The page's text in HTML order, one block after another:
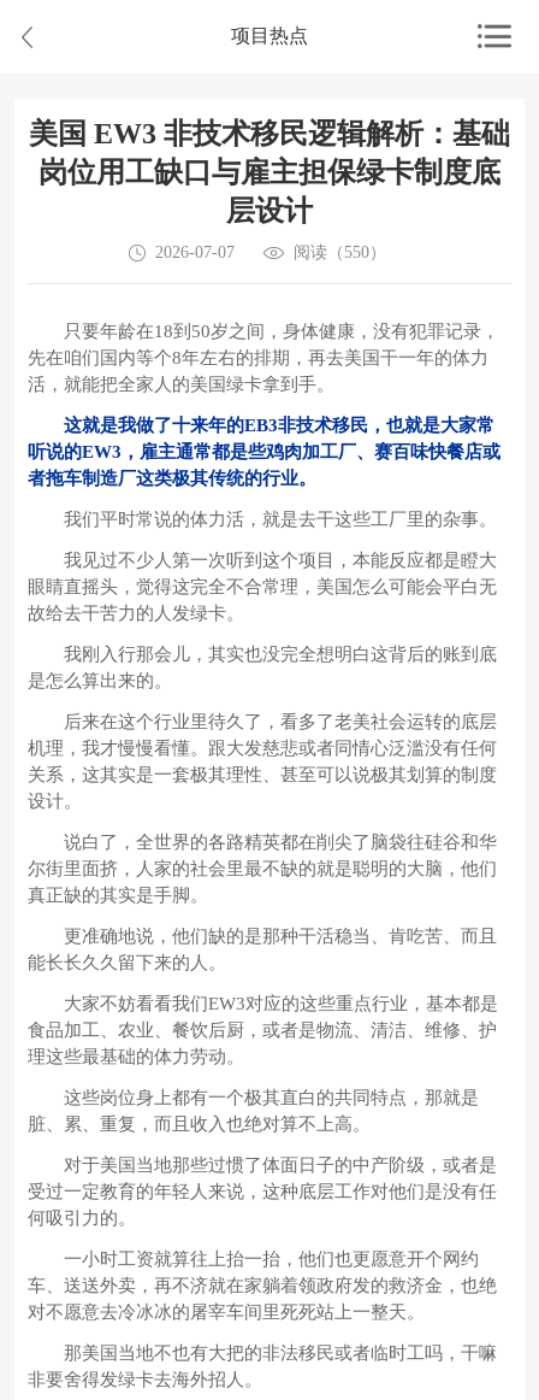
项目热点
美国 EW3 非技术移民逻辑解析：基础
岗位用工缺口与雇主担保绿卡制度底
层设计
2026-07-07 阅读（550）
只要年龄在18到50岁之间，身体健康，没有犯罪记录，
先在咱们国内等个8年左右的排期，再去美国干一年的体力
活，就能把全家人的美国绿卡拿到手。
这就是我做了十来年的EB3非技术移民，也就是大家常
听说的EW3，雇主通常都是些鸡肉加工厂、赛百味快餐店或
者拖车制造厂这类极其传统的行业。
我们平时常说的体力活，就是去干这些工厂里的杂事。
我见过不少人第一次听到这个项目，本能反应都是瞪大
眼睛直摇头，觉得这完全不合常理，美国怎么可能会平白无
故给去干苦力的人发绿卡。
我刚入行那会儿，其实也没完全想明白这背后的账到底
是怎么算出来的。
后来在这个行业里待久了，看多了老美社会运转的底层
机理，我才慢慢看懂。跟大发慈悲或者同情心泛滥没有任何
关系，这其实是一套极其理性、甚至可以说极其划算的制度
设计。
说白了，全世界的各路精英都在削尖了脑袋往硅谷和华
尔街里面挤，人家的社会里最不缺的就是聪明的大脑，他们
真正缺的其实是手脚。
更准确地说，他们缺的是那种干活稳当、肯吃苦、而且
能长长久久留下来的人。
大家不妨看看我们EW3对应的这些重点行业，基本都是
食品加工、农业、餐饮后厨，或者是物流、清洁、维修、护
理这些最基础的体力劳动。
这些岗位身上都有一个极其直白的共同特点，那就是
脏、累、重复，而且收入也绝对算不上高。
对于美国当地那些过惯了体面日子的中产阶级，或者是
受过一定教育的年轻人来说，这种底层工作对他们是没有任
何吸引力的。
一小时工资就算往上抬一抬，他们也更愿意开个网约
车、送送外卖，再不济就在家躺着领政府发的救济金，也绝
对不愿意去冷冰冰的屠宰车间里死死站上一整天。
那美国当地不也有大把的非法移民或者临时工吗，干嘛
非要舍得发绿卡去海外招人。